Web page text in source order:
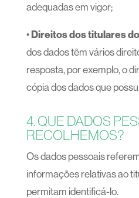
adequadas em vigor;
•Direitos dos titulares
dos dados têm vários
resposta, por exemplo, o
cópia dos dados que
4. QUE DADOS
RECOLHEMOS?
Os dados pessoais
informações relativas ao
permitam identificá-lo.